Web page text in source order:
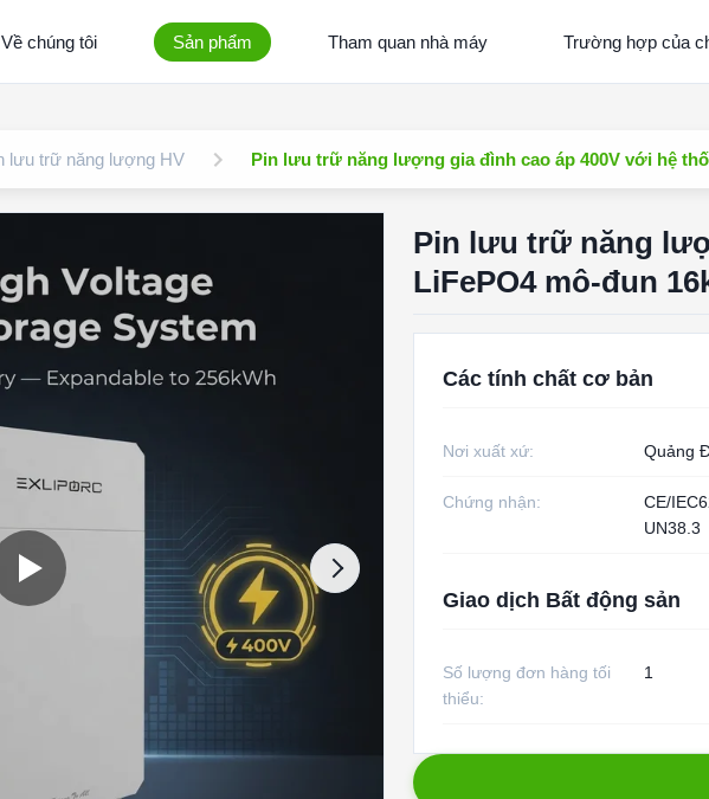
Về chúng tôi Sản phẩm Tham quan nhà máy Trường hợp của
lưu trữ năng lượng HV Pin lưu trữ năng lượng gia đình cao áp 400V với hệ
Pin lưu trữ năng
LiFePO4 mô-đun
Các tính chất cơ bản
Nơi xuất xứ: Quảng
Chứng nhận:
CE/
UN38.3
Giao dịch Bất động sản
Số lượng đơn hàng tối
thiểu:
1